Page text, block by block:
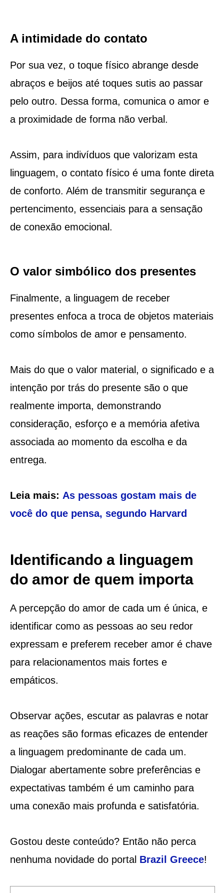
A intimidade do contato
Por sua vez, o toque físico abrange desde
abraços e beijos até toques sutis ao passar
pelo outro. Dessa forma, comunica o amor e
a proximidade de forma não verbal.
Assim, para indivíduos que valorizam esta
linguagem, o contato físico é uma fonte direta
de conforto. Além de transmitir segurança e
pertencimento, essenciais para a sensação
de conexão emocional.
O valor simbólico dos presentes
Finalmente, a linguagem de receber
presentes enfoca a troca de objetos materiais
como símbolos de amor e pensamento.
Mais do que o valor material, o significado e a
intenção por trás do presente são o que
realmente importa, demonstrando
consideração, esforço e a memória afetiva
associada ao momento da escolha e da
entrega.
Leia mais: As pessoas gostam mais de
você do que pensa, segundo Harvard
Identificando a linguagem
do amor de quem importa
A percepção do amor de cada um é única, e
identificar como as pessoas ao seu redor
expressam e preferem receber amor é chave
para relacionamentos mais fortes e
empáticos.
Observar ações, escutar as palavras e notar
as reações são formas eficazes de entender
a linguagem predominante de cada um.
Dialogar abertamente sobre preferências e
expectativas também é um caminho para
uma conexão mais profunda e satisfatória.
Gostou deste conteúdo? Então não perca
nenhuma novidade do portal Brazil Greece!